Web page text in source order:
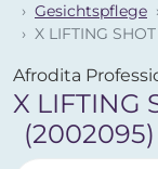
Gesichtspflege
X LIFTING
Afrodita
X LIFTING
(2002095)